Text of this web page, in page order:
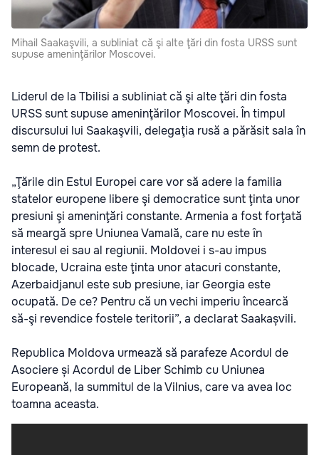
Mihail Saakaşvili, a subliniat că şi alte ţări din fosta URSS sunt
supuse ameninţărilor Moscovei.
Liderul de la Tbilisi a subliniat că şi alte ţări din fosta
URSS sunt supuse ameninţărilor Moscovei. În timpul
discursului lui Saakaşvili, delegaţia rusă a părăsit sala în
semn de protest.
„Ţările din Estul Europei care vor să adere la familia
statelor europene libere şi democratice sunt ţinta unor
presiuni şi ameninţări constante. Armenia a fost forţată
să meargă spre Uniunea Vamală, care nu este în
interesul ei sau al regiunii. Moldovei i s-au impus
blocade, Ucraina este ţinta unor atacuri constante,
Azerbaidjanul este sub presiune, iar Georgia este
ocupată. De ce? Pentru că un vechi imperiu încearcă
să-şi revendice fostele teritorii”, a declarat Saakașvili.
Republica Moldova urmează să parafeze Acordul de
Asociere și Acordul de Liber Schimb cu Uniunea
Europeană, la summitul de la Vilnius, care va avea loc
toamna aceasta.